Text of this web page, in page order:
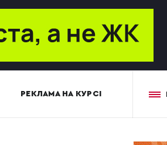
РЕКЛАМА НА КУРСІ